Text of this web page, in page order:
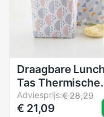
Draagbare Lunch
Tas Thermische
Geïsoleerde
Box Tote Koeltas
Adviesprijs:€ 28,29
€ 21,09